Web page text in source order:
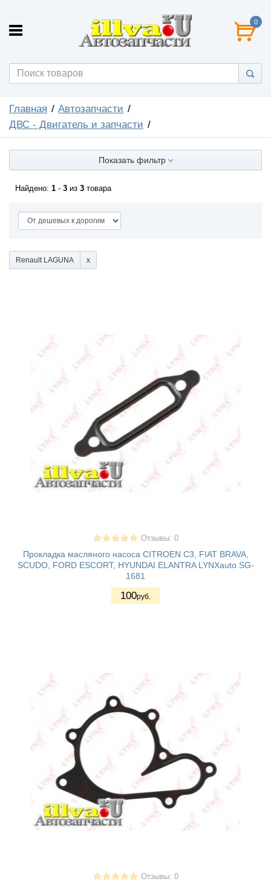
0
Главная
Автозапчасти
ДВС - Двигатель и запчасти
Показать фильтр
Найдено: 1 - 3 из 3 товара
Renault LAGUNA
Отзывы: 0
Прокладка масляного насоса CITROEN C3, FIAT BRAVA,
SCUDO, FORD ESCORT, HYUNDAI ELANTRA LYNXauto SG-
1681
100руб.
Отзывы: 0